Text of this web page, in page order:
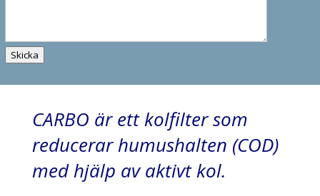
Skicka
CARBO är ett kolfilter som
reducerar humushalten (COD)
med hjälp av aktivt kol.